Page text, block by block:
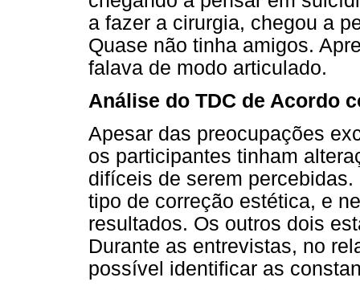
a fazer a cirurgia, chegou a
Quase não tinha amigos.
falava de modo articulado.
Análise do TDC de Acordo
Apesar das preocupações
os participantes tinham
difíceis de serem
tipo de correção estética, e
resultados. Os outros dois
Durante as entrevistas, no
possível identificar as